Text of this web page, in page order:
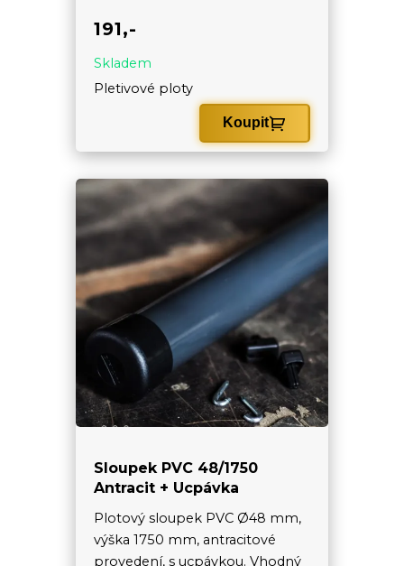
191,-
Skladem
Pletivové ploty
Koupit
Sloupek PVC 48/1750
Antracit + Ucpávka
Plotový sloupek PVC Ø48 mm,
výška 1750 mm, antracitové
provedení, s ucpávkou. Vhodný